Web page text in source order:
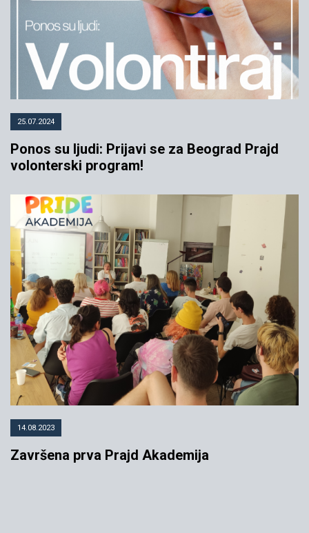
25.07.2024
Ponos su ljudi: Prijavi se za Beograd Prajd
volonterski program!
14.08.2023
Završena prva Prajd Akademija